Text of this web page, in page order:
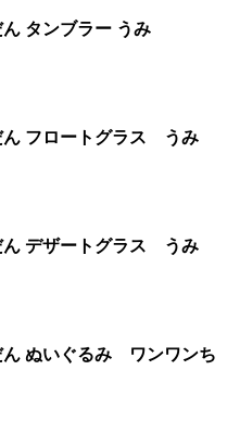
ノラネコぐんだん タンブラー うみ
ノラネコぐんだん フロートグラス うみ
ノラネコぐんだん デザートグラス うみ
ん ぬいぐるみ ワンワンち